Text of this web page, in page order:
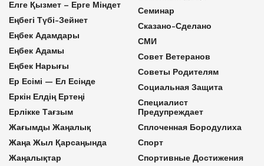
Елге Қызмет – Ерге Міндет
Еңбегі Түбі-Зейнет
Еңбек Адамдары
Еңбек Адамы
Еңбек Нарығы
Ер Есімі — Ел Есінде
Еркін Елдің Ертеңі
Ерлікке Тағзым
Жағымды Жаңалық
Жаңа Жыл Қарсаңында
Жаңалықтар
Семинар
Сказано-Сделано
СМИ
Совет Ветеранов
Советы Родителям
Социальная Защита
Специалист
Предупреждает
Сплоченная Бородулиха
Спорт
Спортивные Достижения